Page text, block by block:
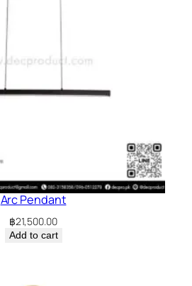
Arc Pendant
฿21,500.00
Add to cart